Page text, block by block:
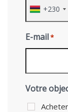
+230
E-mail*
Votre
Acheter